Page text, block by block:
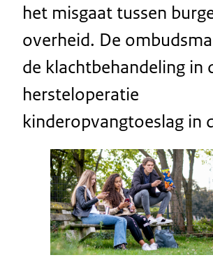
het misgaat tussen
overheid. De
de klachtbehandeling in
hersteloperatie
kinderopvangtoeslag in